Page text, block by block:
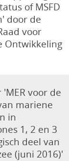
of MSFD
door de
voor
Ontwikkeling
voor de
mariene
in
1, 2 en 3
deel van
(juni 2016)'